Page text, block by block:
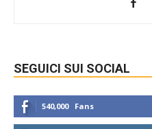
SEGUICI SUI SOCIAL
540,000 Fans